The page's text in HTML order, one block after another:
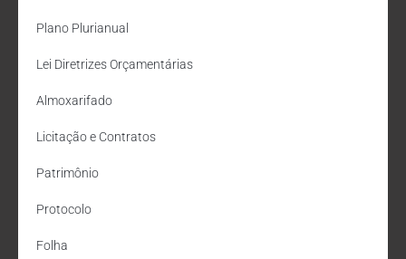
Plano Plurianual
Lei Diretrizes Orçamentárias
Almoxarifado
Licitação e Contratos
Patrimônio
Protocolo
Folha